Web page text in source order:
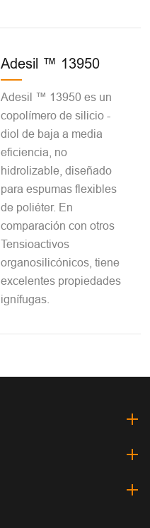
Adesil ™ 13950
Adesil ™ 13950 es un
copolímero de silicio -
diol de baja a media
eficiencia, no
hidrolizable, diseñado
para espumas flexibles
de poliéter. En
comparación con otros
Tensioactivos
organosilicónicos, tiene
excelentes propiedades
ignífugas.